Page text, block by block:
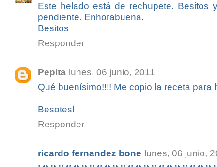
Este helado está de rechupete. Besitos
pendiente. Enhorabuena.
Besitos
Responder
Pepita lunes, 06 junio, 2011
Qué buenísimo!!!! Me copio la receta para
Besotes!
Responder
ricardo fernandez bone lunes, 06 junio,